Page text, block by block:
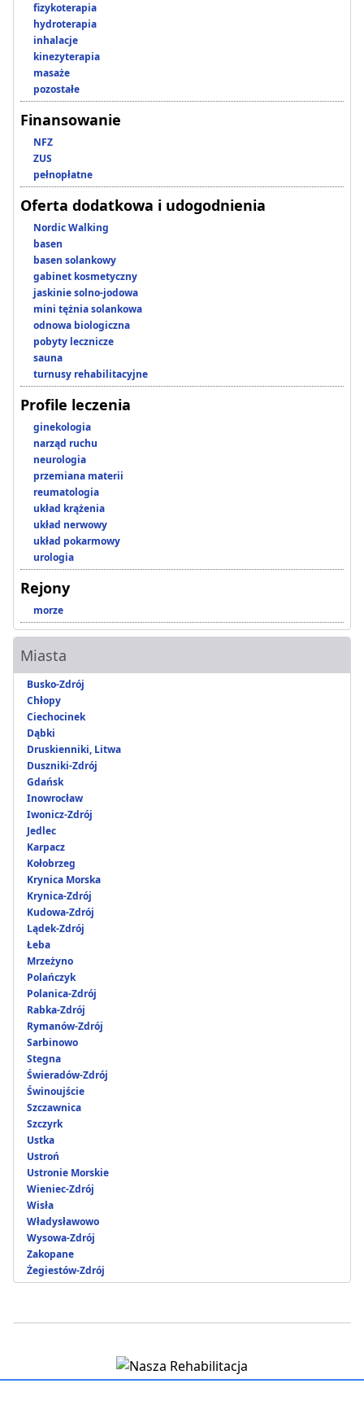
fizykoterapia
hydroterapia
inhalacje
kinezyterapia
masaże
pozostałe
Finansowanie
NFZ
ZUS
pełnopłatne
Oferta dodatkowa i udogodnienia
Nordic Walking
basen
basen solankowy
gabinet kosmetyczny
jaskinie solno-jodowa
mini tężnia solankowa
odnowa biologiczna
pobyty lecznicze
sauna
turnusy rehabilitacyjne
Profile leczenia
ginekologia
narząd ruchu
neurologia
przemiana materii
reumatologia
układ krążenia
układ nerwowy
układ pokarmowy
urologia
Rejony
morze
Miasta
Busko-Zdrój
Chłopy
Ciechocinek
Dąbki
Druskienniki, Litwa
Duszniki-Zdrój
Gdańsk
Inowrocław
Iwonicz-Zdrój
Jedlec
Karpacz
Kołobrzeg
Krynica Morska
Krynica-Zdrój
Kudowa-Zdrój
Lądek-Zdrój
Łeba
Mrzeżyno
Polańczyk
Polanica-Zdrój
Rabka-Zdrój
Rymanów-Zdrój
Sarbinowo
Stegna
Świeradów-Zdrój
Świnoujście
Szczawnica
Szczyrk
Ustka
Ustroń
Ustronie Morskie
Wieniec-Zdrój
Wisła
Władysławowo
Wysowa-Zdrój
Zakopane
Żegiestów-Zdrój